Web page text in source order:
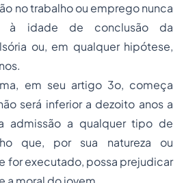
no trabalho ou emprego nunca
à idade de conclusão da
ou, em qualquer hipótese,
seu artigo 3o, começa
será inferior a dezoito anos a
admissão a qualquer tipo de
que, por sua natureza ou
for executado, possa prejudicar